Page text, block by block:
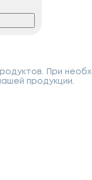
При
продукции.